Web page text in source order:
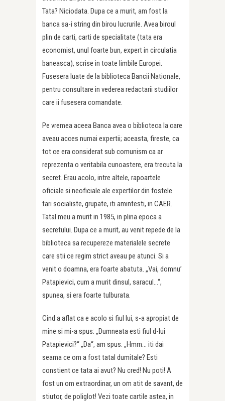
Tata? Niciodata. Dupa ce a murit, am fost la
banca sa-i string din birou lucrurile. Avea biroul
plin de carti, carti de specialitate (tata era
economist, unul foarte bun, expert in circulatia
baneasca), scrise in toate limbile Europei.
Fusesera luate de la biblioteca Bancii Nationale,
pentru consultare in vederea redactarii studiilor
care ii fusesera comandate.
Pe vremea aceea Banca avea o biblioteca la care
aveau acces numai expertii; aceasta, fireste, ca
tot ce era considerat sub comunism ca ar
reprezenta o veritabila cunoastere, era trecuta la
secret. Erau acolo, intre altele, rapoartele
oficiale si neoficiale ale expertilor din fostele
tari socialiste, grupate, iti amintesti, in CAER.
Tatal meu a murit in 1985, in plina epoca a
secretului. Dupa ce a murit, au venit repede de la
biblioteca sa recupereze materialele secrete
care stii ce regim strict aveau pe atunci. Si a
venit o doamna, era foarte abatuta. „Vai, domnu’
Patapievici, cum a murit dinsul, saracul…“,
spunea, si era foarte tulburata.
Cind a aflat ca e acolo si fiul lui, s-a apropiat de
mine si mi-a spus: „Dumneata esti fiul d-lui
Patapievici?“ „Da“, am spus. „Hmm… iti dai
seama ce om a fost tatal dumitale? Esti
constient ce tata ai avut? Nu cred! Nu poti! A
fost un om extraordinar, un om atit de savant, de
stiutor, de poliglot! Vezi toate cartile astea, in